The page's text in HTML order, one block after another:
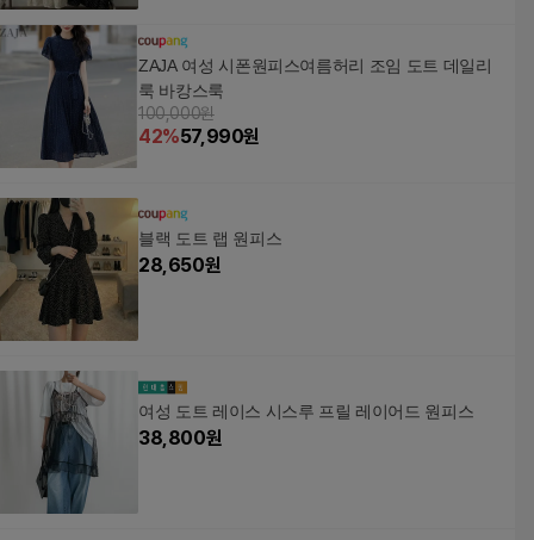
ZAJA 여성 시폰원피스여름허리 조임 도트 데일리
룩 바캉스룩
100,000원
42%57,990원
블랙 도트 랩 원피스
28,650원
여성 도트 레이스 시스루 프릴 레이어드 원피스
38,800원